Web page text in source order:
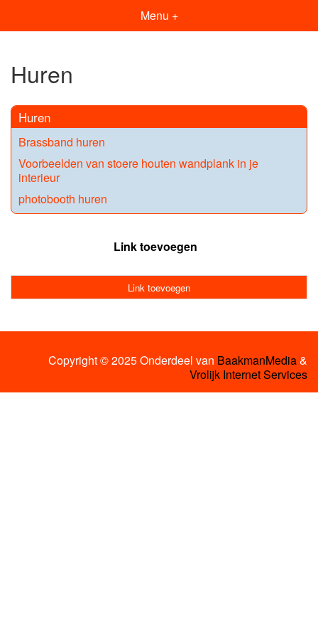
Menu +
Huren
Huren
Brassband huren
Voorbeelden van stoere houten wandplank in je
interieur
photobooth huren
Link toevoegen
Link toevoegen
Copyright © 2025 Onderdeel van BaakmanMedia&
Vrolijk Internet Services